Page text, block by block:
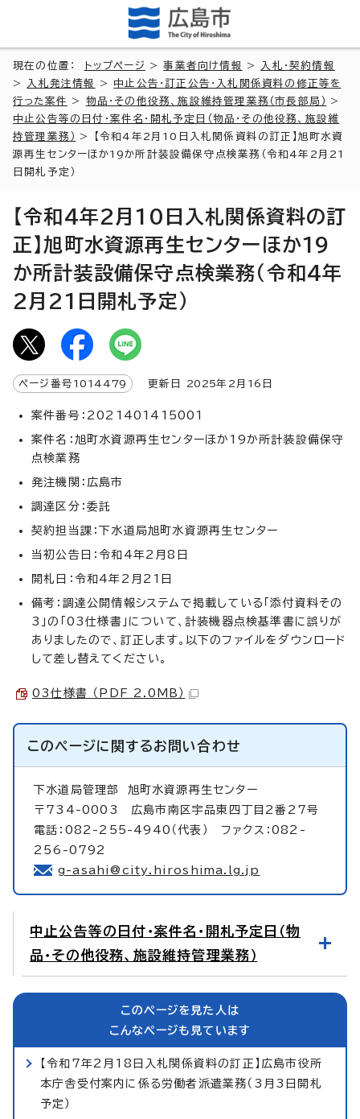
現在の位置： トップページ >事業者向け情報 >
入札・契約情報
>
入札発注情報 > 中止公告・訂正公告・入札関係資料の修正等を
行った案件
> 物品・その他役務、施設維持管理業務（市長部局）
>
中止公告等の日付・案件名・開札予定日（物品・その他役務、施設維
持管理業務）
> 【令和4年2月10日入札関係資料の訂正】旭町水資
源再生センターほか19か所計装設備保守点検業務（令和4年2月21
日開札予定）
【令和4年2月10日入札関係資料の訂
正】旭町水資源再生センターほか19
か所計装設備保守点検業務（令和4年
2月21日開札予定）
ページ番号 1014479 更新日 2025年2月 16 日
案件番号：2021401415001
案件名：旭町水資源再生センターほか19か所計装設備保守
点検業務
発注機関：広島市
調達区分：委託
契約担当課：下水道局旭町水資源再生センター
当初公告日：令和4年2月8日
開札日：令和4年2月21日
備考：調達公開情報システムで掲載している「添付資料その
3」の「03仕様書」について、計装機器点検基準書に誤りが
ありましたので、訂正します。以下のファイルをダウンロード
して差し替えてください。
03仕様書 （PDF 2.0MB）
このページに関するお問い合わせ
下水道局管理部 旭町水資源再生センター
〒734-0003 広島市南区宇品東四丁目2番27号
電話：082-255-4940（代表） ファクス：082-
256-0792
g-asahi@city.hiroshima.lg.jp
中止公告等の日付・案件名・開札予定日（物
品・その他役務、施設維持管理業務）
このページを見た人は
こんなページも見ています
【令和7年2月18日入札関係資料の訂正】広島市役所
本庁舎受付案内に係る労働者派遣業務（3月3日開札
予定）